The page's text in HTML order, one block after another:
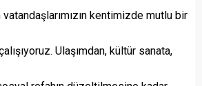
kentimizde mutlu bir
Ulaşımdan, kültür sanata,